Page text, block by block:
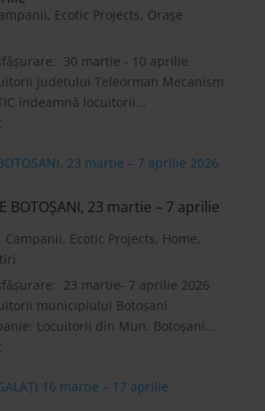
, Ecotic Projects, Orașe
30 martie - 10 aprilie
județului Teleorman Mecanism
îndeamnă locuitorii...
BOTOȘANI, 23 martie – 7 aprilie
Campanii, Ecotic Projects, Home,
23 martie- 7 aprilie 2026
municipiului Botoșani
Locuitorii din Mun. Botoșani...